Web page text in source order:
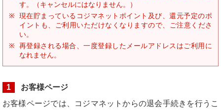
す。（キャンセルにはなりません。）
現在貯まっているコジマネットポイント及び、還元予定のポ
イントも、ご利用いただけなくなりますので、ご注意くださ
い。
再登録される場合、一度登録したメールアドレスはご利用に
なれません。
1
お客様ページ
お客様ページでは、コジマネットからの退会手続きを行うこ